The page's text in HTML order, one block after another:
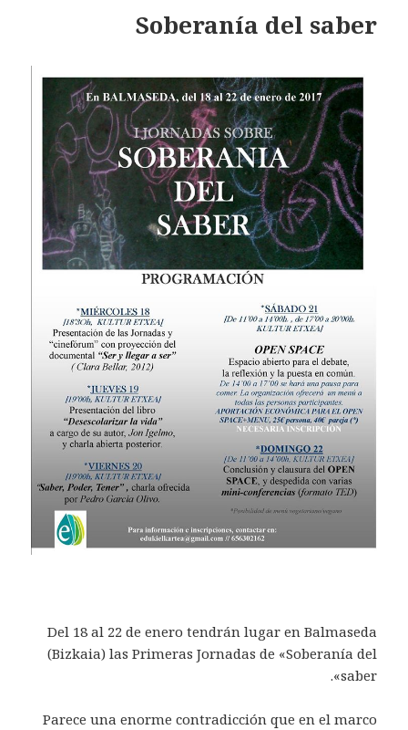
Soberanía del saber
Del 18 al 22 de enero tendrán lugar en Balmaseda
(Bizkaia) las Primeras Jornadas de «Soberanía del
saber».
Parece una enorme contradicción que en el marco